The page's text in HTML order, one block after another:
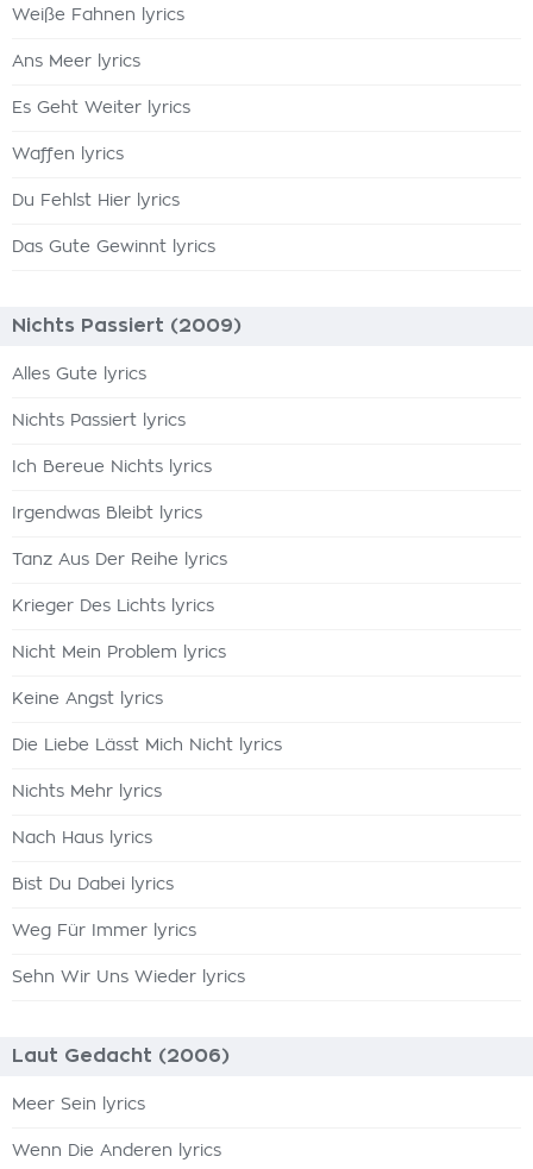
Weiße Fahnen lyrics
Ans Meer lyrics
Es Geht Weiter lyrics
Waffen lyrics
Du Fehlst Hier lyrics
Das Gute Gewinnt lyrics
Nichts Passiert (2009)
Alles Gute lyrics
Nichts Passiert lyrics
Ich Bereue Nichts lyrics
Irgendwas Bleibt lyrics
Tanz Aus Der Reihe lyrics
Krieger Des Lichts lyrics
Nicht Mein Problem lyrics
Keine Angst lyrics
Die Liebe Lässt Mich Nicht lyrics
Nichts Mehr lyrics
Nach Haus lyrics
Bist Du Dabei lyrics
Weg Für Immer lyrics
Sehn Wir Uns Wieder lyrics
Laut Gedacht (2006)
Meer Sein lyrics
Wenn Die Anderen lyrics